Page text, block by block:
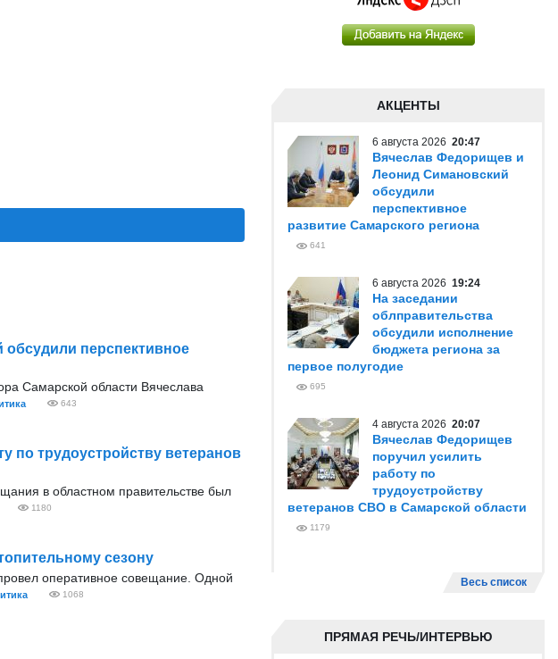
перспективное
Самарской области Вячеслава
643
по трудоустройству ветеранов
в областном правительстве был
1180
сезону
оперативное совещание. Одной
1068
АКЦЕНТЫ
6 августа 2026 20:47
Вячеслав Федорищев и
Леонид Симановский
обсудили
перспективное
развитие Самарского региона
641
6 августа 2026 19:24
На заседании
облправительства
обсудили исполнение
бюджета региона за
первое полугодие
695
4 августа 2026 20:07
Вячеслав Федорищев
поручил усилить
работу по
трудоустройству
ветеранов СВО в Самарской области
1179
Весь список
ПРЯМАЯ РЕЧЬ/ИНТЕРВЬЮ